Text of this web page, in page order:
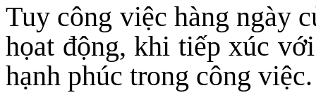
Tuy công việc hàng ngày
họat động, khi tiếp xúc
hạnh phúc trong công việc.